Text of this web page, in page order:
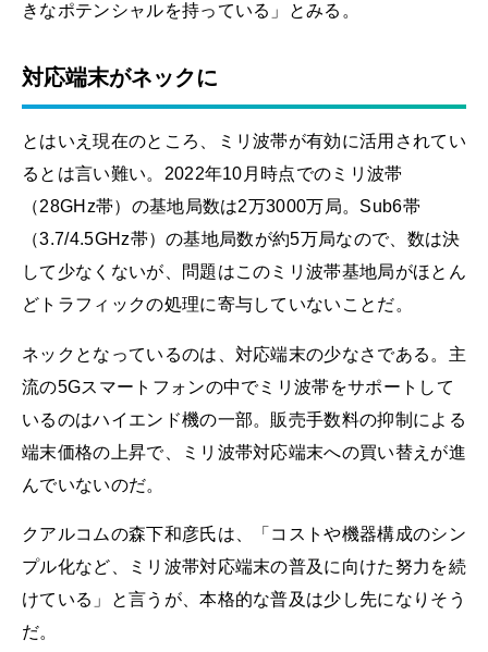
きなポテンシャルを持っている」とみる。
対応端末がネックに
とはいえ現在のところ、ミリ波帯が有効に活用されてい
るとは言い難い。2022年10月時点でのミリ波帯
（28GHz帯）の基地局数は2万3000万局。Sub6帯
（3.7/4.5GHz帯）の基地局数が約5万局なので、数は決
して少なくないが、問題はこのミリ波帯基地局がほとん
どトラフィックの処理に寄与していないことだ。
ネックとなっているのは、対応端末の少なさである。主
流の5Gスマートフォンの中でミリ波帯をサポートして
いるのはハイエンド機の一部。販売手数料の抑制による
端末価格の上昇で、ミリ波帯対応端末への買い替えが進
んでいないのだ。
クアルコムの森下和彦氏は、「コストや機器構成のシン
プル化など、ミリ波帯対応端末の普及に向けた努力を続
けている」と言うが、本格的な普及は少し先になりそう
だ。